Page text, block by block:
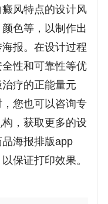
风特点的设计风
色等，以制作出
报。在设计过程
性和可靠性等优
疗的正能量元
您也可以咨询专
，获取更多的设
海报排版app
保证打印效果。